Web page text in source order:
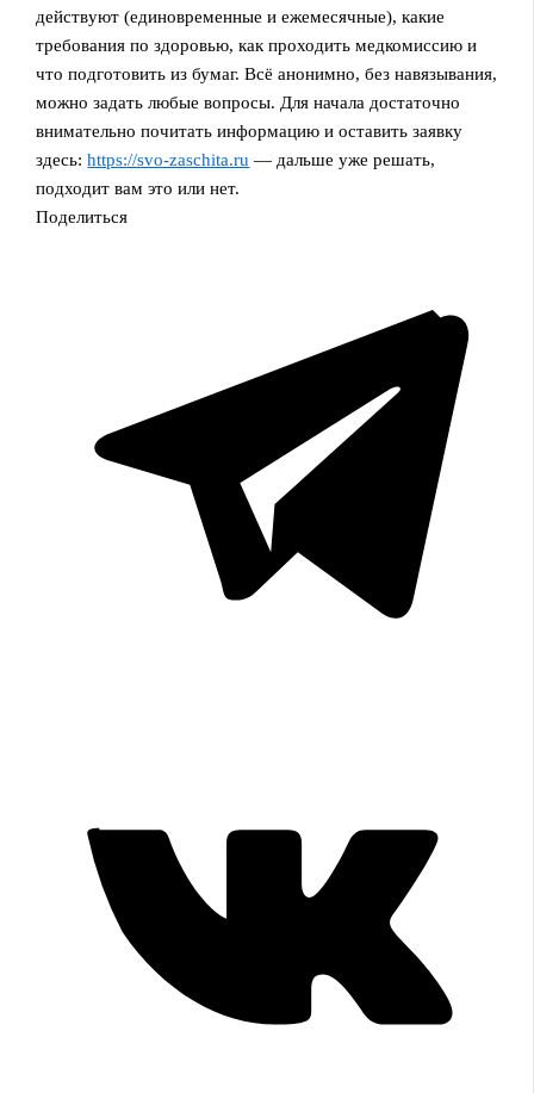
действуют (единовременные и ежемесячные), какие
требования по здоровью, как проходить медкомиссию и
что подготовить из бумаг. Всё анонимно, без навязывания,
можно задать любые вопросы. Для начала достаточно
внимательно почитать информацию и оставить заявку
здесь:https://svo-zaschita.ru — дальше уже решать,
подходит вам это или нет.
Поделиться